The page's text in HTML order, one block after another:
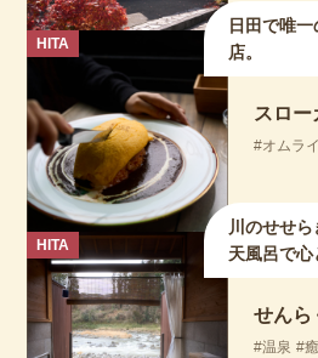
HITA
日田で唯
店。
スロー
オムラ
HITA
川のせせ
天風呂で心
せんら
温泉